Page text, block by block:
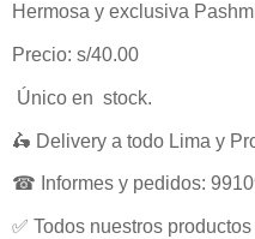
Hermosa y exclusiva
Precio: s/40.00
Único en stock.
🛵 Delivery a todo Lima y
☎ Informes y pedidos:
✅ Todos nuestros